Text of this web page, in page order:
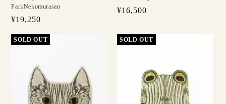
ParkNekomurasan
通
価
¥19,250
通
価
格
¥16,500